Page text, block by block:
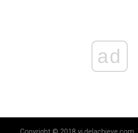
ad